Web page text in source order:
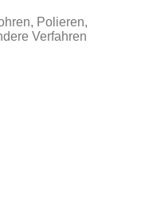
Polieren,
Verfahren